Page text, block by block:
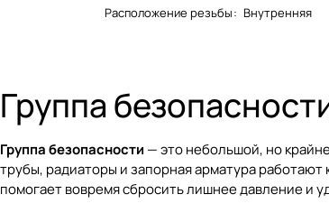
Расположение резьбы: Внутренняя
Группа
Группа безопасности — это небольшой, но
трубы, радиаторы и запорная арматура
помогает вовремя сбросить лишнее давление и